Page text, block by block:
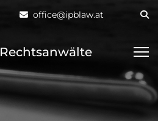
office@ipblaw.at
Rechtsanwälte